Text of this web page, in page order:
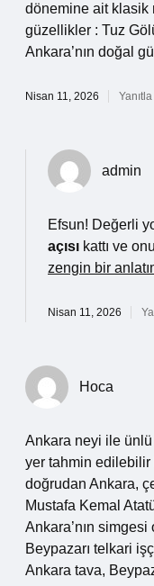
dönemine ait klasik
güzellikler : Tuz
Ankara’nın doğal
Nisan 11, 2026 Yanıtla
admin
Efsun! Değerli
açısı kattı ve onu
zengin bir
Nisan 11, 2026
Hoca
Ankara neyi ile ünlü
yer tahmin edilebilir
doğrudan Ankara,
Mustafa Kemal
Ankara’nın
Beypazarı telkari
Ankara tava,